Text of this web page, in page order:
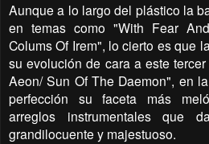
Aunque a lo largo del plástico la
en temas como "With Fear
Colums Of Irem", lo cierto es que
su evolución de cara a este
Aeon/ Sun Of The Daemon", en
perfección su faceta más
arreglos instrumentales que
grandilocuente y majestuoso.